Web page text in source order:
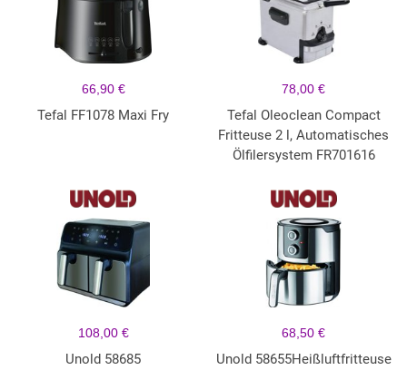
66,90 €
Tefal FF1078 Maxi Fry
78,00 €
Tefal Oleoclean Compact
Fritteuse 2 l, Automatisches
Ölfilersystem FR701616
108,00 €
Unold 58685
68,50 €
Unold 58655Heißluftfritteuse